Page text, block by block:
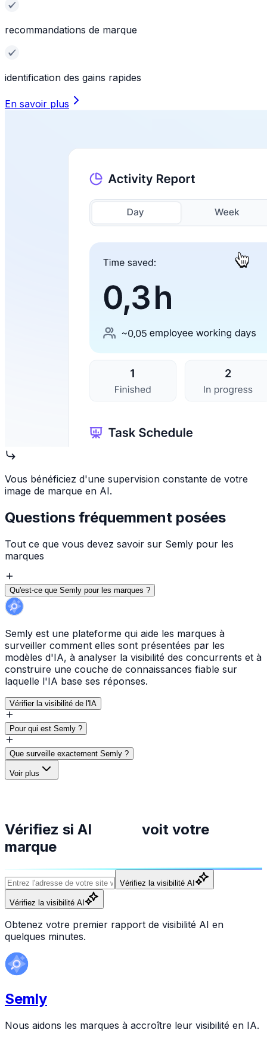
recommandations de marque
identification des gains rapides
En savoir plus
Vous bénéficiez d'une supervision constante de votre
image de marque en AI.
Questions fréquemment posées
Tout ce que vous devez savoir sur Semly pour les
marques
Qu'est-ce que Semly pour les marques ?
Semly est une plateforme qui aide les marques à
surveiller comment elles sont présentées par les
modèles d'IA, à analyser la visibilité des concurrents et à
construire une couche de connaissances fiable sur
laquelle l'IA base ses réponses.
Vérifier la visibilité de l'IA
Pour qui est Semly ?
Que surveille exactement Semly ?
Voir plus
Vérifiez si AI
voit votre
marque
Vérifiez la visibilité AI
Vérifiez la visibilité AI
Obtenez votre premier rapport de visibilité AI en
quelques minutes.
Semly
Nous aidons les marques à accroître leur visibilité en IA.